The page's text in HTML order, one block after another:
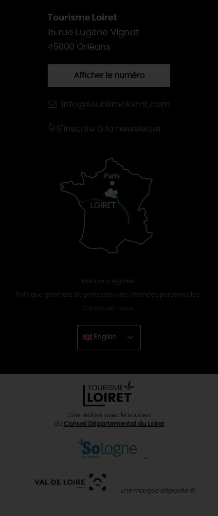
Tourisme Loiret
15 rue Eugène Vignat
45000 Orléans
Afficher le numéro
info@tourismeloiret.com
S'inscrire à la newsletter
Mentions légales
Politique générale de protection des données personnelles
Contactez-nous
English
Chinese
Site réalisé avec le soutien
du Conseil Départemental du Loiret
une marque déposée ©